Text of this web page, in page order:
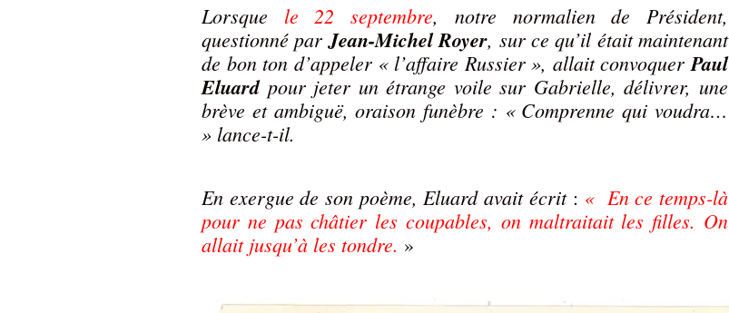
Lorsque le 22 septembre, notre normalien de Président,
questionné parJean-Michel Royer, sur ce qu’il était maintenant
de bon ton d’appeler « l’affaire Russier », allait convoquer Paul
Eluardpour jeter un étrange voile sur Gabrielle, délivrer, une
brève et ambiguë, oraison funèbre : « Comprenne qui voudra…
» lance-t-il.
En exergue de son poème, Eluard avait écrit: « En ce temps-là
pour ne pas châtier les coupables, on maltraitait les filles. On
allait jusqu’à les tondre. »